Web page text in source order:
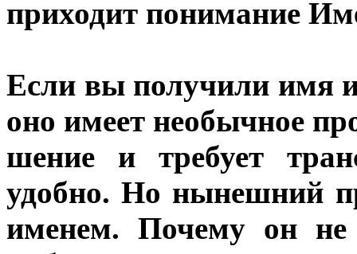
приходит понимание
Если вы получили имя
оно имеет необычное
шение и требует
удобно. Но нынешний
именем. Почему он